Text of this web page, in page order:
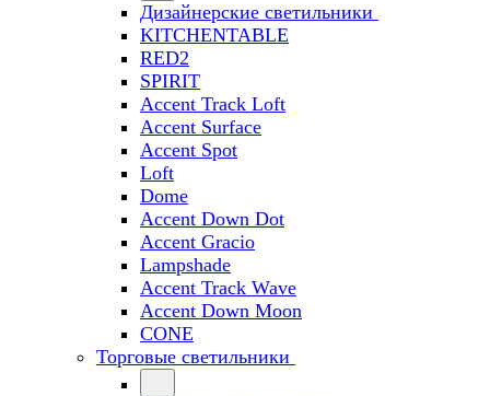
Дизайнерские светильники
KITCHENTABLE
RED2
SPIRIT
Accent Track Loft
Accent Surface
Accent Spot
Loft
Dome
Accent Down Dot
Accent Gracio
Lampshade
Accent Track Wave
Accent Down Moon
CONE
Торговые светильники